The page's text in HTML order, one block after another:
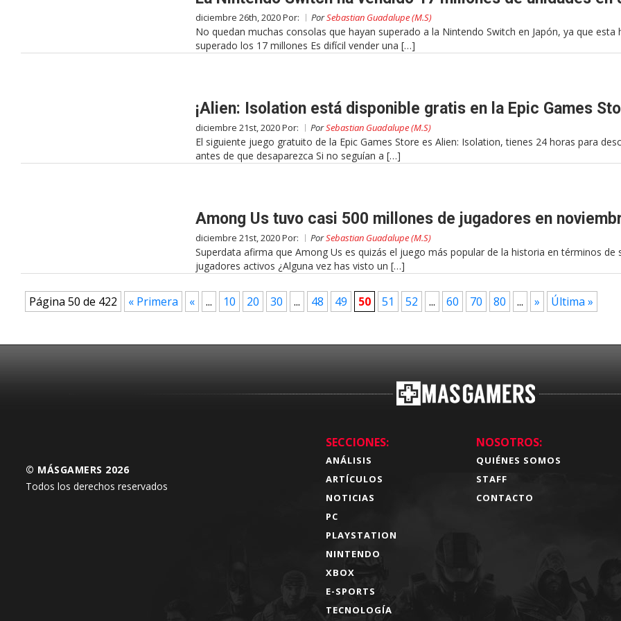
diciembre 26th, 2020 Por: PorSebastian Guadalupe (M.S)
No quedan muchas consolas que hayan superado a la Nintendo Switch en Japón, ya que esta
superado los 17 millones Es difícil vender una […]
¡Alien: Isolation está disponible gratis en la Epic Games
diciembre 21st, 2020 Por: PorSebastian Guadalupe (M.S)
El siguiente juego gratuito de la Epic Games Store es Alien: Isolation, tienes 24 horas para
antes de que desaparezca Si no seguían a […]
Among Us tuvo casi 500 millones de jugadores en
diciembre 21st, 2020 Por: PorSebastian Guadalupe (M.S)
Superdata afirma que Among Us es quizás el juego más popular de la historia en términos de
jugadores activos ¿Alguna vez has visto un […]
Página 50 de 422 « Primera « ... 10 20 30 ... 48 49 50 51 52 ... 60 70 80 ... » Última »
© MÁSGAMERS 2026
Todos los derechos reservados
SECCIONES:
ANÁLISIS
ARTÍCULOS
NOTICIAS
PC
PLAYSTATION
NINTENDO
XBOX
E-SPORTS
TECNOLOGÍA
NOSOTROS:
QUIÉNES SOMOS
STAFF
CONTACTO